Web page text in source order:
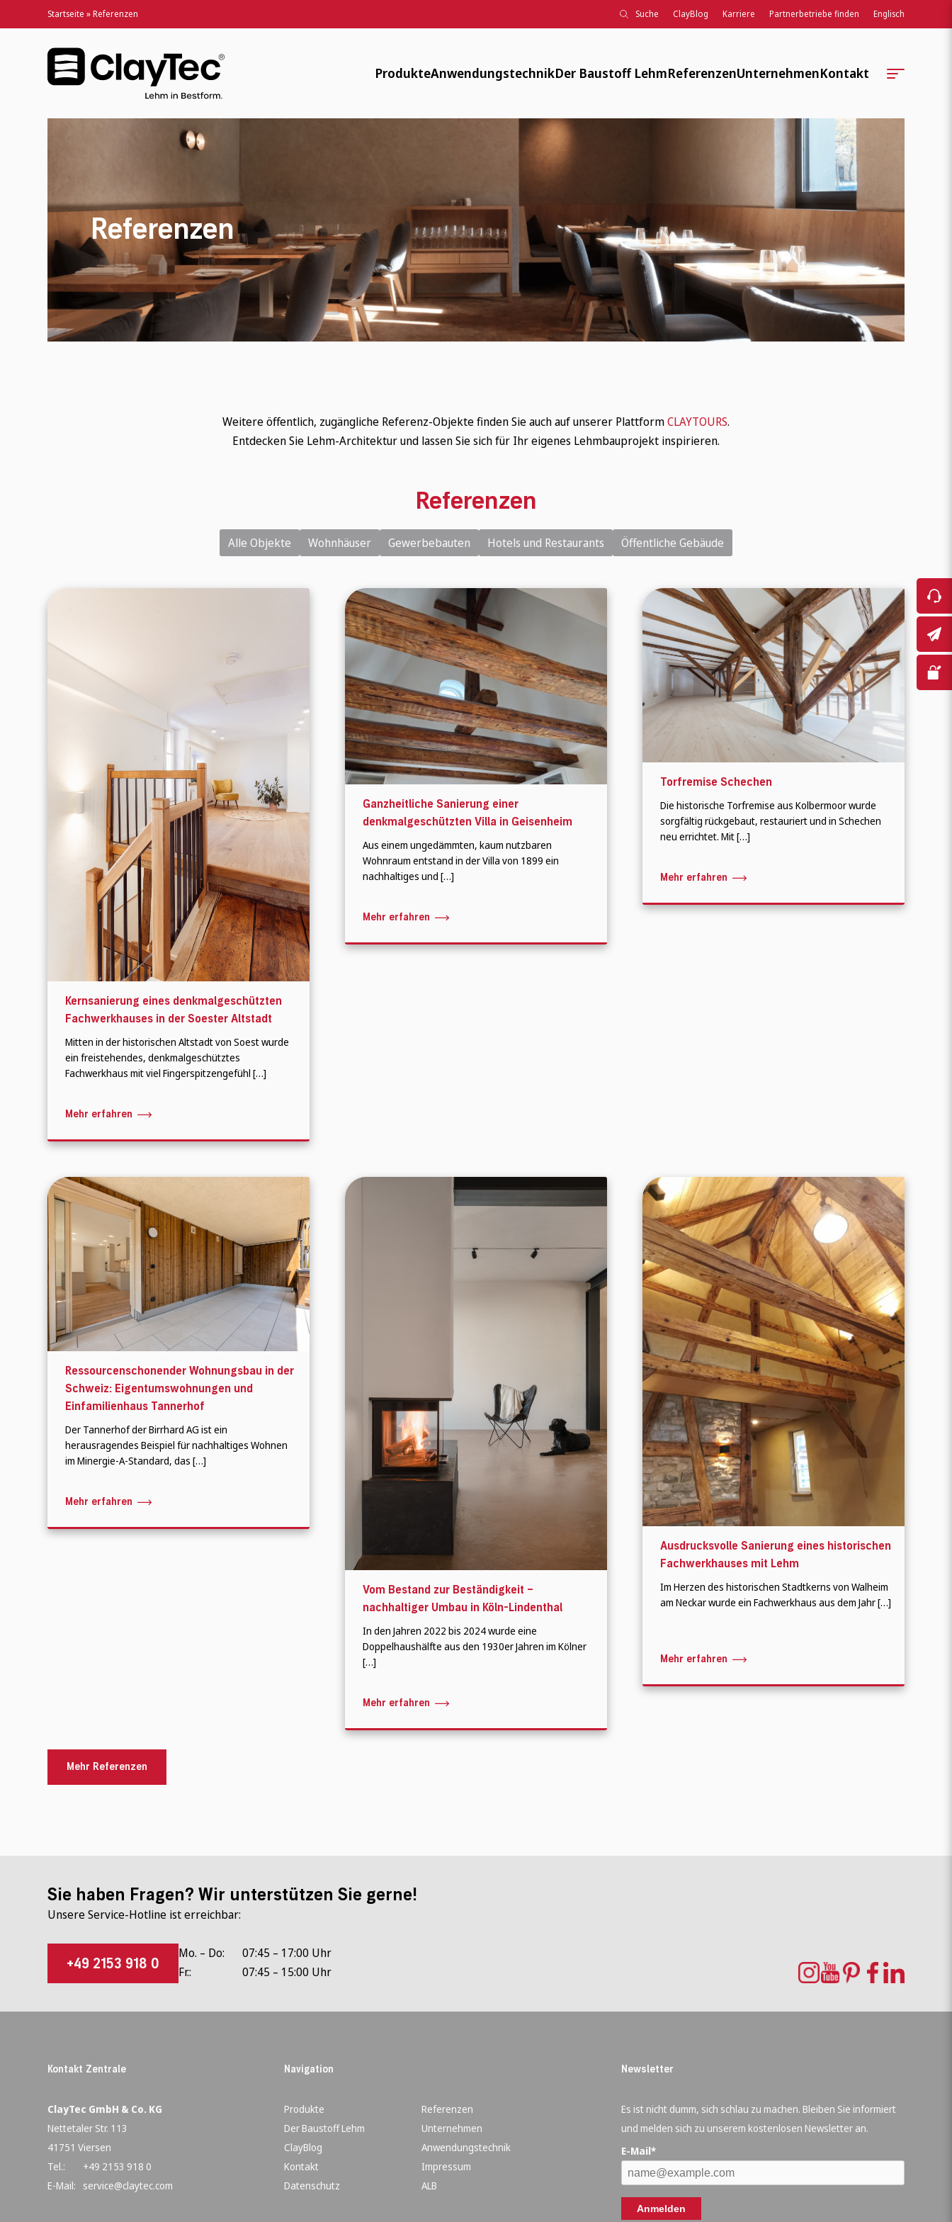
Startseite »Referenzen Suche ClayBlog Karriere Partnerbetriebe finden Englisch
Produkte
Designputz, Farbspachtel, Anstriche
Lehm-Trockenbau
Fachwerksanierung
Innendämmung
Mauerwerk und Stampflehm
Weitere Produkte
Japankellen
Anwendungstechnik
Maschinentechnik
Flächenheizung
Anwendungsvideos
Webinare
LV-Texte Lehmputze und weitere
LV-Texte Lehm-Trockenbau
Der Baustoff Lehm
Verfügbar
Energiearm
Gesund
Historisch
ReferenzenUnternehmen
Standorte
Unternehmensgeschichte
Soziale Verantwortung
Verbände, Normen, Wissen
Weiterbildung, Lehre, Entwicklung
ClayBlog
Veranstaltungen
Karriere
Kontakt
Kontaktformular
Regionale Serviceteams
Auftragsbearbeitung
Ansprechpartner:innen
Referenzen
Weitere öffentlich, zugängliche Referenz-Objekte finden Sie auch auf unserer PlattformCLAYTOURS.
Entdecken Sie Lehm-Architektur und lassen Sie sich für Ihr eigenes Lehmbauprojekt inspirieren.
Referenzen
Alle Objekte Wohnhäuser Gewerbebauten Hotels und Restaurants Öffentliche Gebäude
Kernsanierung eines denkmalgeschützten
Fachwerkhauses in der Soester Altstadt
Mitten in der historischen Altstadt von Soest wurde
ein freistehendes, denkmalgeschütztes
Fachwerkhaus mit viel Fingerspitzengefühl […]
Mehr erfahren
Ganzheitliche Sanierung einer
denkmalgeschützten Villa in Geisenheim
Aus einem ungedämmten, kaum nutzbaren
Wohnraum entstand in der Villa von 1899 ein
nachhaltiges und […]
Mehr erfahren
Torfremise Schechen
Die historische Torfremise aus Kolbermoor wurde
sorgfältig rückgebaut, restauriert und in Schechen
neu errichtet. Mit […]
Mehr erfahren
Ressourcenschonender Wohnungsbau in der
Schweiz: Eigentumswohnungen und
Einfamilienhaus Tannerhof
Der Tannerhof der Birrhard AG ist ein
herausragendes Beispiel für nachhaltiges Wohnen
im Minergie-A-Standard, das […]
Mehr erfahren
Vom Bestand zur Beständigkeit –
nachhaltiger Umbau in Köln-Lindenthal
In den Jahren 2022 bis 2024 wurde eine
Doppelhaushälfte aus den 1930er Jahren im Kölner
[…]
Mehr erfahren
Ausdrucksvolle Sanierung eines historischen
Fachwerkhauses mit Lehm
Im Herzen des historischen Stadtkerns von Walheim
am Neckar wurde ein Fachwerkhaus aus dem Jahr […]
Mehr erfahren
Mehr Referenzen
Sie haben Fragen? Wir unterstützen Sie gerne!
Unsere Service-Hotline ist erreichbar:
+49 2153 918 0
Mo. – Do:
07:45 – 17:00 Uhr
Fr.:
07:45 – 15:00 Uhr
Kontakt Zentrale
ClayTec GmbH & Co. KG
Nettetaler Str. 113
41751 Viersen
Tel.:
+49 2153 918 0
E-Mail:
service@claytec.com
Navigation
Produkte
Referenzen
Der Baustoff Lehm
Unternehmen
ClayBlog
Anwendungstechnik
Kontakt
Impressum
Datenschutz
ALB
Newsletter
Es ist nicht dumm, sich schlau zu machen. Bleiben Sie informiert
und melden sich zu unserem kostenlosen Newsletter an.
E-Mail*
Anmelden